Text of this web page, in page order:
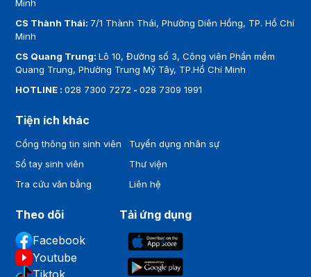
Minh
CS Thành Thái: 7/1 Thành Thái, Phường Diên Hồng, TP. Hồ Chí
Minh
CS Quang Trung:Lô 10, Đường số 3, Công viên Phần mềm
Quang Trung, Phường Trung Mỹ Tây, TP.Hồ Chí Minh
HOTLINE :028 7300 7272 -028 7309 1991
Tiện ích khác
Cổng thông tin sinh viên
Sổ tay sinh viên
Tra cứu văn bằng
Tuyển dụng nhân sự
Thư viện
Liên hệ
Theo dõi
Facebook
Youtube
Tiktok
Tải ứng dụng